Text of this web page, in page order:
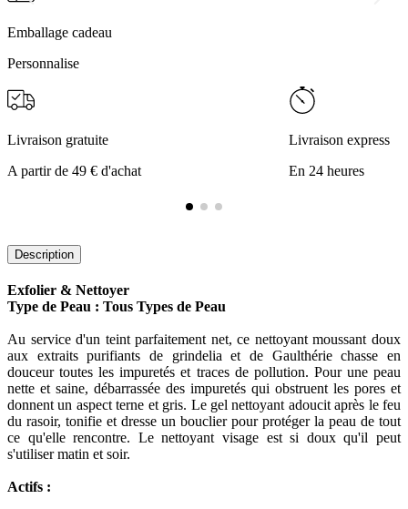
Emballage cadeau
Personnalise
Livraison gratuite
A partir de 49 € d'achat
Livraison express
En 24 heures
Description
Exfolier & Nettoyer
Type de Peau : Tous Types de Peau
Au service d'un teint parfaitement net, ce nettoyant moussant doux
aux extraits purifiants de grindelia et de Gaulthérie chasse en
douceur toutes les impuretés et traces de pollution. Pour une peau
nette et saine, débarrassée des impuretés qui obstruent les pores et
donnent un aspect terne et gris. Le gel nettoyant adoucit après le feu
du rasoir, tonifie et dresse un bouclier pour protéger la peau de tout
ce qu'elle rencontre. Le nettoyant visage est si doux qu'il peut
s'utiliser matin et soir.
Actifs :